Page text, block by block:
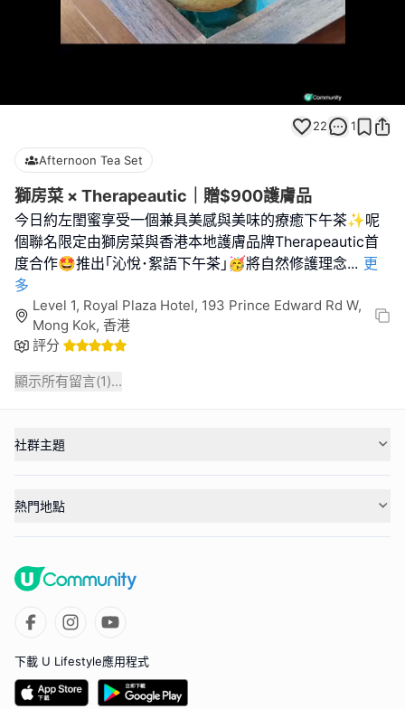
100.00%
22 1
Afternoon Tea Set
獅房菜 × Therapeautic｜贈$900護膚品
今日約左閨蜜享受一個兼具美感與美味的療癒下午茶✨呢
個聯名限定由獅房菜與香港本地護膚品牌Therapeautic首
度合作🤩推出｢沁悅･絮語下午茶｣🥳將自然修護理念... 更
多
Level 1, Royal Plaza Hotel, 193 Prince Edward Rd W,
Mong Kok, 香港
評分
顯示所有留言(1)...
社群主題
熱門地點
下載 U Lifestyle應用程式